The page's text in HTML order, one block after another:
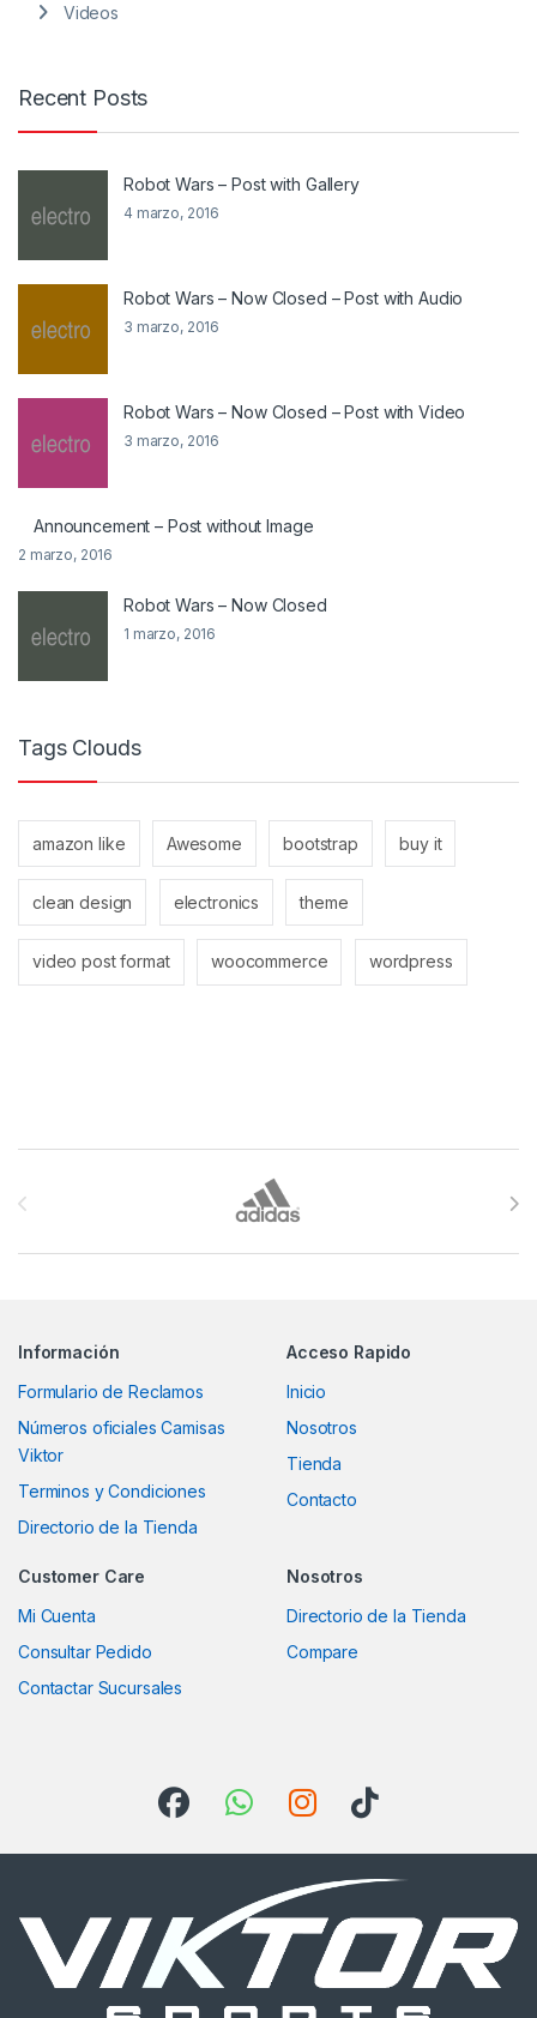
Videos
Recent Posts
Robot Wars – Post with Gallery
4 marzo, 2016
Robot Wars – Now Closed – Post with Audio
3 marzo, 2016
Robot Wars – Now Closed – Post with Video
3 marzo, 2016
Announcement – Post without Image
2 marzo, 2016
Robot Wars – Now Closed
1 marzo, 2016
Tags Clouds
amazon like Awesome bootstrap buy it
clean design electronics theme
video post format woocommerce wordpress
Información
Formulario de Reclamos
Números oficiales Camisas
Viktor
Terminos y Condiciones
Directorio de la Tienda
Acceso Rapido
Inicio
Nosotros
Tienda
Contacto
Customer Care
Mi Cuenta
Consultar Pedido
Contactar Sucursales
Nosotros
Directorio de la Tienda
Compare